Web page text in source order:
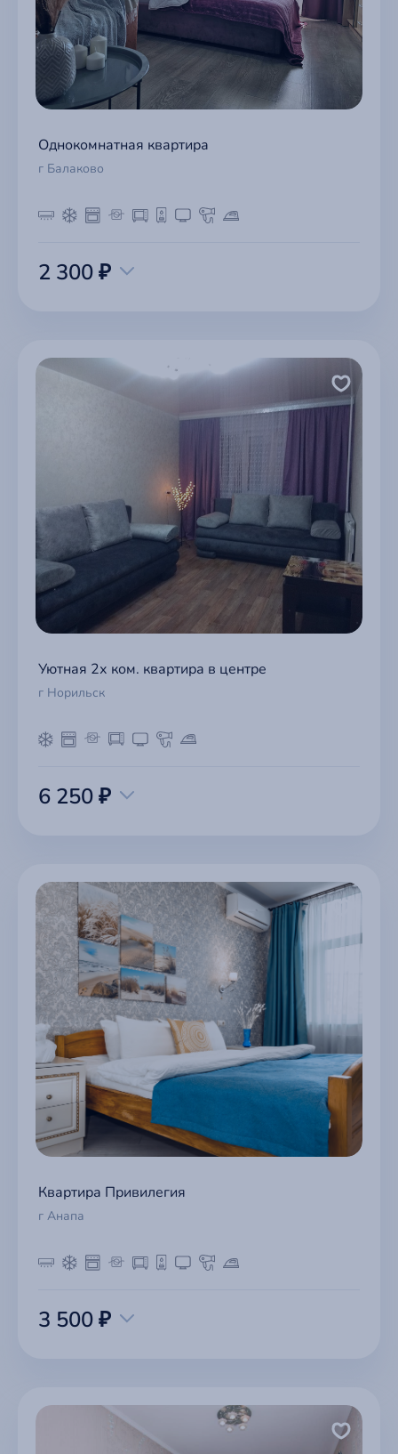
Однокомнатная квартира
г Балаково
2 300 ₽
Уютная 2х ком. квартира в центре
г Норильск
6 250 ₽
Квартира Привилегия
г Анапа
3 500 ₽